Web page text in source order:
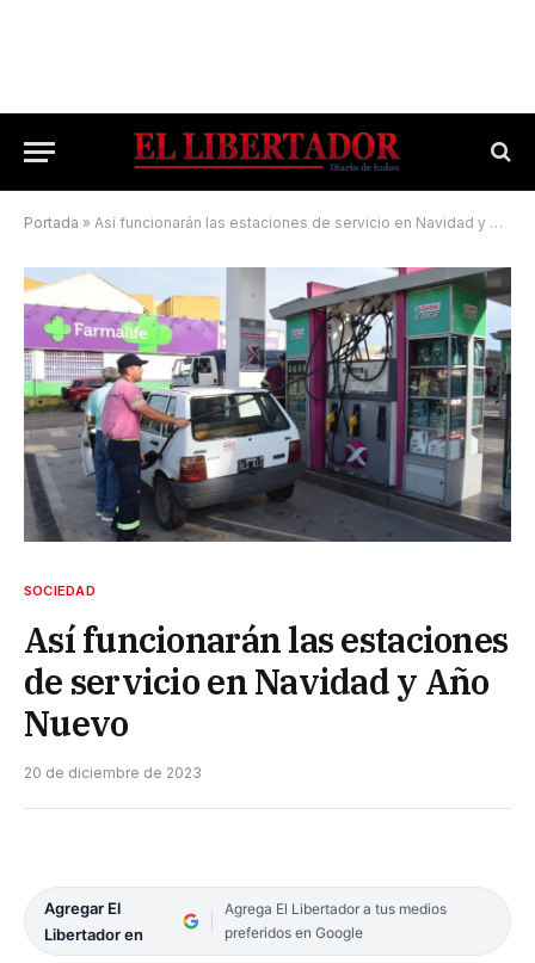
Portada » Así funcionarán las estaciones de servicio en Navidad y Año Nuevo
SOCIEDAD
Así funcionarán las estaciones
de servicio en Navidad y Año
Nuevo
20 de diciembre de 2023
Agregar El
Libertador en
Agrega El Libertador a tus medios
preferidos en Google